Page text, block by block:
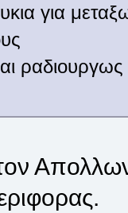
για
ραδιουργως